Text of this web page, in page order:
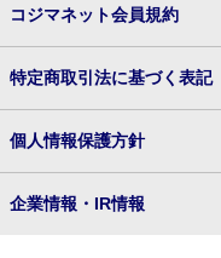
コジマネット会員規約
特定商取引法に基づく表記
個人情報保護方針
企業情報・IR情報